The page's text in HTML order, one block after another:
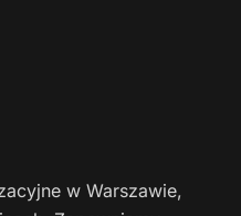
w Warszawie,